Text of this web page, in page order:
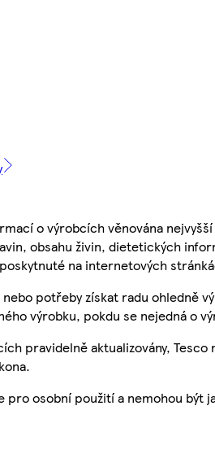
o výrobcích věnována
obsahu živin, dietetických
na internetových
potřeby získat radu ohledně
výrobku, pokdu se nejedná o
pravidelně aktualizovány,
pro osobní použití a nemohou